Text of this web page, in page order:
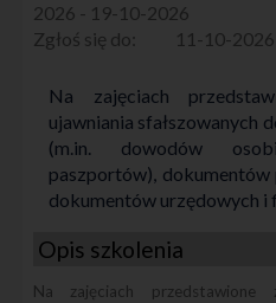
2026 - 19-10-2026
11-10-2026
Na zajęciach
ujawniania sfałszowanych
(m.in. dowodów
paszportów),
dokumentów urzędowych i
Opis szkolenia
Na zajęciach przedstawione